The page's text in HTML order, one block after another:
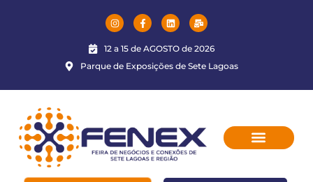
12 a 15 de AGOSTO de 2026
Parque de Exposições de Sete Lagoas